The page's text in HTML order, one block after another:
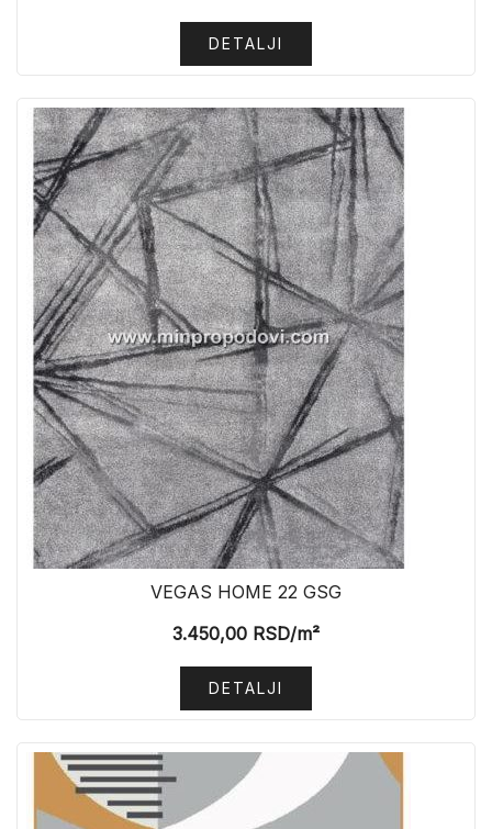
DETALJI
VEGAS HOME 22 GSG
3.450,00 RSD/m²
DETALJI